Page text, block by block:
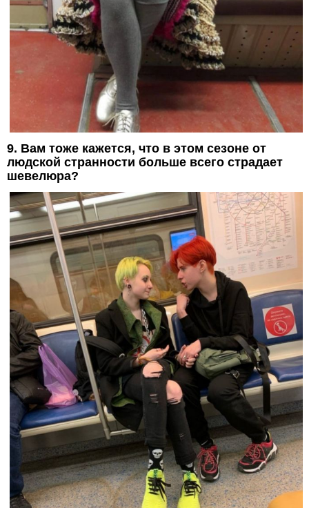
9. Вам тоже кажется, что в этом сезоне от
людской странности больше всего страдает
шевелюра?